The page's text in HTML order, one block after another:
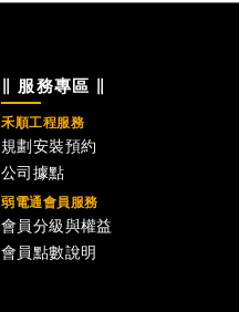
∥ 服務專區 ∥
禾順工程服務
規劃安裝預約
公司據點
弱電通會員服務
會員分級與權益
會員點數說明